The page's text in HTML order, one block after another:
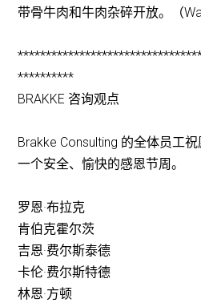
带骨牛肉和牛肉杂碎开放。（
**********
BRAKKE 咨询观点
Brakke Consulting 的全体员工
一个安全、愉快的感恩节周。
罗恩·布拉克
肯伯克霍尔茨
吉恩·费尔斯泰德
卡伦·费尔斯特德
林恩·方顿